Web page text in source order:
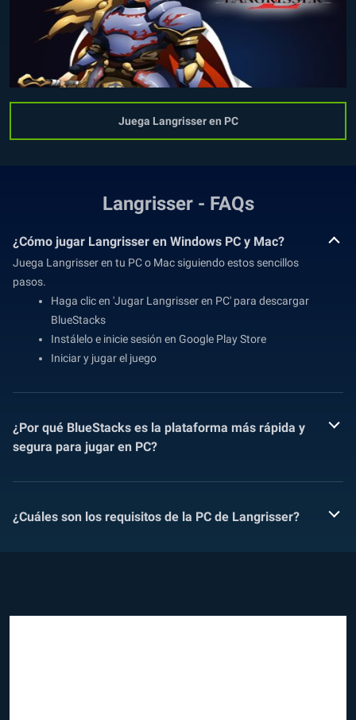
Juega Langrisser en PC
Langrisser - FAQs
¿Cómo jugar Langrisser en Windows PC y Mac?
Juega Langrisser en tu PC o Mac siguiendo estos sencillos
pasos.
Haga clic en 'Jugar Langrisser en PC' para descargar
BlueStacks
Instálelo e inicie sesión en Google Play Store
Iniciar y jugar el juego
¿Por qué BlueStacks es la plataforma más rápida y
segura para jugar en PC?
¿Cuáles son los requisitos de la PC de Langrisser?